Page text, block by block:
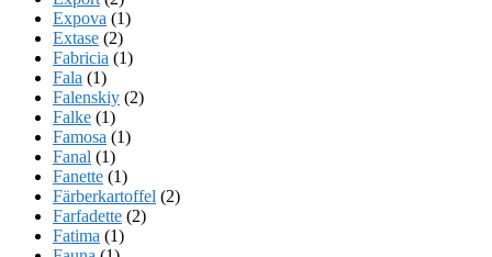
Expova (1)
Extase (2)
Fabricia (1)
Fala (1)
Falenskiy (2)
Falke (1)
Famosa (1)
Fanal (1)
Fanette (1)
Färberkartoffel (2)
Farfadette (2)
Fatima (1)